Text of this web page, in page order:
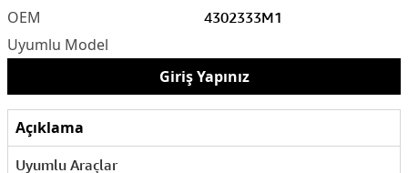
4302333M1
Giriş Yapınız
Açıklama
Uyumlu Araçlar